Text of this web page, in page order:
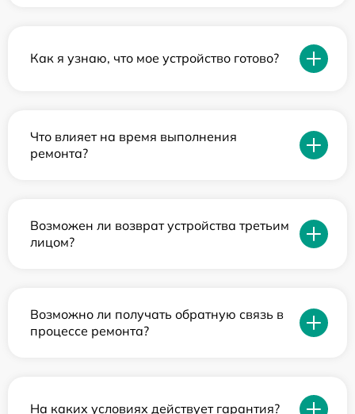
Как я узнаю, что мое устройство готово?
Что влияет на время выполнения
ремонта?
Возможен ли возврат устройства третьим
лицом?
Возможно ли получать обратную связь в
процессе ремонта?
На каких условиях действует гарантия?